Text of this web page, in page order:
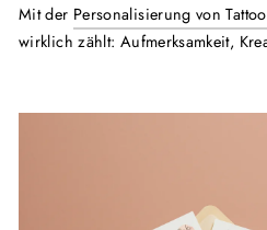
Mit der Personalisierung von
wirklich zählt: Aufmerksamkeit,